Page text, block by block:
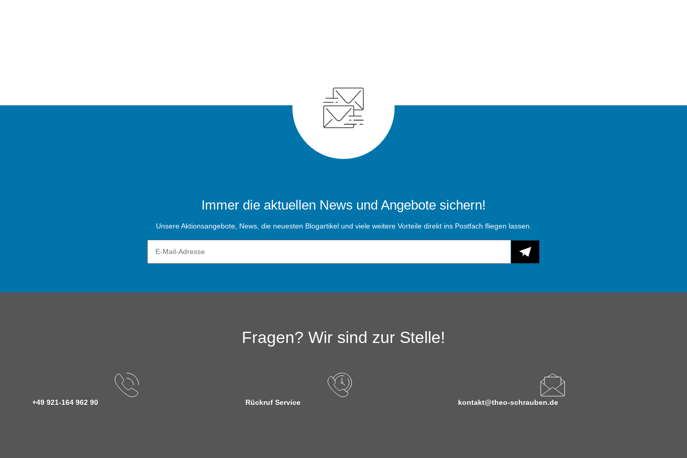
Immer die aktuellen News und Angebote sichern!
Unsere Aktionsangebote, News, die neuesten Blogartikel und viele weitere Vorteile direkt ins Postfach fliegen lassen.
Fragen? Wir sind zur Stelle!
+49 921-164 962 90 Rückruf Service kontakt@theo-schrauben.de